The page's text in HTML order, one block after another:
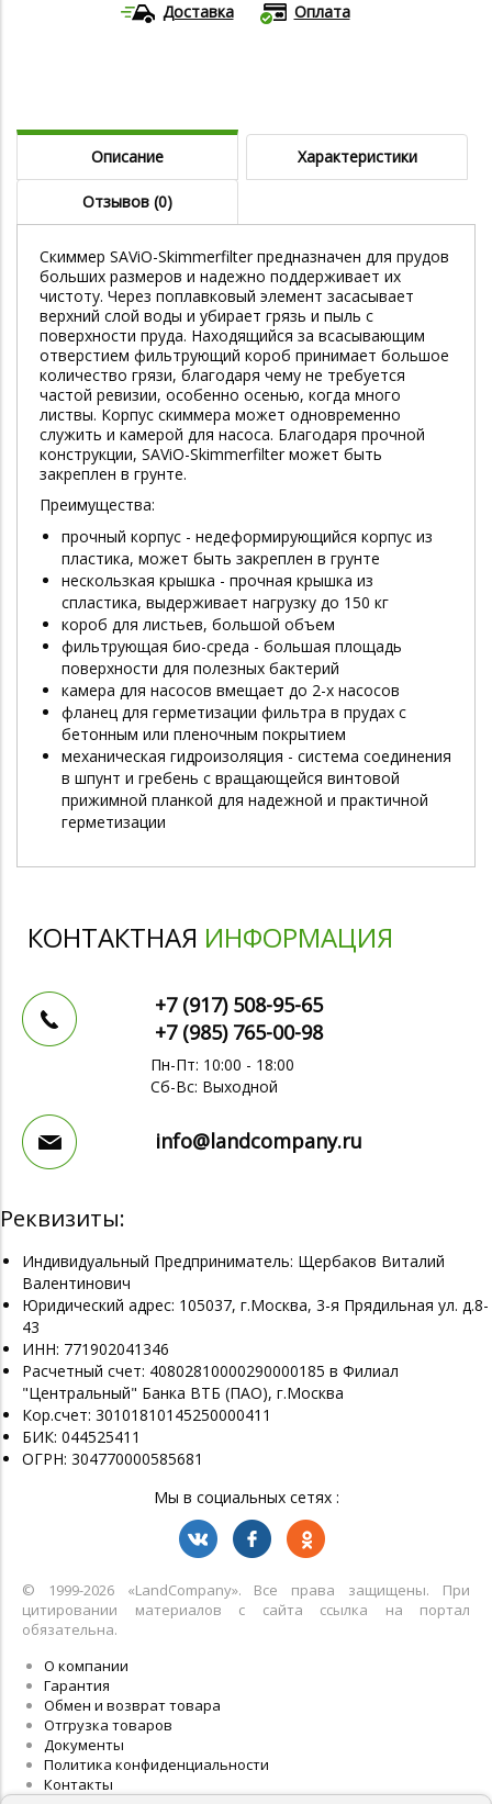
Доставка Оплата
Описание Характеристики
Отзывов (0)
Скиммер SAViO-Skimmerfilter предназначен для прудов
больших размеров и надежно поддерживает их
чистоту. Через поплавковый элемент засасывает
верхний слой воды и убирает грязь и пыль с
поверхности пруда. Находящийся за всасывающим
отверстием фильтрующий короб принимает большое
количество грязи, благодаря чему не требуется
частой ревизии, особенно осенью, когда много
листвы. Корпус скиммера может одновременно
служить и камерой для насоса. Благодаря прочной
конструкции, SAViO-Skimmerfilter может быть
закреплен в грунте.
Преимущества:
прочный корпус - недеформирующийся корпус из
пластика, может быть закреплен в грунте
нескользкая крышка - прочная крышка из
спластика, выдерживает нагрузку до 150 кг
короб для листьев, большой объем
фильтрующая био-среда - большая площадь
поверхности для полезных бактерий
камера для насосов вмещает до 2-х насосов
фланец для герметизации фильтра в прудах с
бетонным или пленочным покрытием
механическая гидроизоляция - система соединения
в шпунт и гребень с вращающейся винтовой
прижимной планкой для надежной и практичной
герметизации
КОНТАКТНАЯ ИНФОРМАЦИЯ
+7 (917) 508-95-65
+7 (985) 765-00-98
Пн-Пт: 10:00 - 18:00
Сб-Вс: Выходной
info@landcompany.ru
Реквизиты:
Индивидуальный Предприниматель: Щербаков Виталий
Валентинович
Юридический адрес: 105037, г.Москва, 3-я Прядильная ул. д.8-
43
ИНН: 771902041346
Расчетный счет: 40802810000290000185 в Филиал
"Центральный" Банка ВТБ (ПАО), г.Москва
Кор.счет: 30101810145250000411
БИК: 044525411
ОГРН: 304770000585681
Мы в социальных сетях :
© 1999-2026 «LandСompany». Все права защищены. При
цитировании материалов с сайта ссылка на портал
обязательна.
О компании
Гарантия
Обмен и возврат товара
Отгрузка товаров
Документы
Политика конфиденциальности
Контакты